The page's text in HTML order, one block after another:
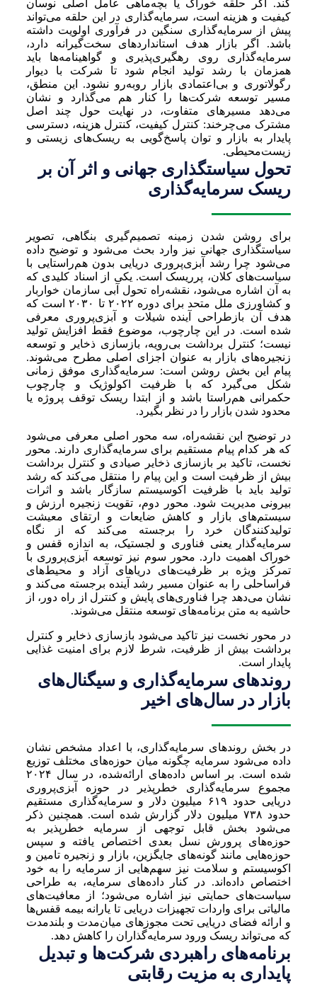
کند. اگر حلقه خوراک یا بچه‌ماهی عامل اصلی نوسان
کیفیت و هزینه است، سرمایه‌گذاری در این حلقه می‌تواند
پیش از سرمایه‌گذاری سنگین در فرآوری اولویت داشته
باشد. اگر بازار هدف استانداردهای سخت‌گیرانه دارد،
سرمایه‌گذاری روی رهگیری‌پذیری و گواهینامه‌ها باید
همزمان با رشد تولید انجام شود تا شرکت با دیوار
رگولاتوری و بی‌اعتمادی بازار روبه‌رو نشود. این منطق،
مسیر توسعه شرکت‌ها را کنار هم می‌گذارد و نشان
می‌دهد مسیرهای متفاوت، در نهایت حول چند اصل
مشترک می‌چرخند: کنترل کیفیت، کنترل هزینه، دسترسی
پایدار به بازار و توان پاسخ‌گویی به ریسک‌های زیستی و
زیست‌محیطی.
تحول سیاستگذاری جهانی و اثر آن بر
ریسک سرمایه‌گذاری
برای روشن شدن زمینه تصمیم‌گیری بنگاهی، تصویر
سیاستگذاری جهانی نیز وارد بحث می‌شود و توضیح داده
می‌شود چرا رشد آبزی‌پروری دریایی بدون هم‌راستایی با
سیاست‌های کلان، پرریسک است. یکی از اسناد کلیدی که
به آن اشاره می‌شود، نقشه‌راه تحول آبی سازمان خواربار
و کشاورزی ملل متحد برای دوره ۲۰۲۲ تا ۲۰۳۰ است که
هدف آن بازطراحی آینده شیلات و آبزی‌پروری معرفی
شده است. در این چارچوب، موضوع فقط افزایش تولید
نیست؛ کنترل برداشت بی‌رویه، بازسازی ذخایر و توسعه
زنجیره‌های بازار به عنوان اجزای اصلی مطرح می‌شوند.
پیام این بخش روشن است: سرمایه‌گذاری موفق زمانی
شکل می‌گیرد که با ظرفیت اکولوژیک و چارچوب
حکمرانی هم‌راستا باشد و از ابتدا ریسک توقف پروژه یا
محدود شدن بازار را در نظر بگیرد.
در توضیح این نقشه‌راه، سه محور اصلی معرفی می‌شود
که هر کدام پیام مستقیم برای سرمایه‌گذاری دارند. محور
نخست، تاکید بر بازسازی ذخایر صیادی و کنترل برداشت
بیش از ظرفیت است و این پیام را منتقل می‌کند که رشد
تولید باید با ظرفیت اکوسیستم سازگار باشد و اثرات
بیرونی مدیریت شود. محور دوم، تقویت زنجیره ارزش و
سیستم‌های بازار و کاهش ضایعات و ارتقای معیشت
تولیدکنندگان خرد را برجسته می‌کند که از نگاه
سرمایه‌گذار یعنی فناوری و لجستیک، به اندازه قفس و
خوراک اهمیت دارد. محور سوم نیز توسعه آبزی‌پروری با
تمرکز ویژه بر ظرفیت‌های دریاهای آزاد و محیط‌های
فراساحلی را به عنوان مسیر رشد آینده برجسته می‌کند و
نشان می‌دهد چرا فناوری‌های پایش و کنترل از راه دور، از
حاشیه به متن برنامه‌های توسعه منتقل می‌شوند.
در محور نخست نیز تاکید می‌شود بازسازی ذخایر و کنترل
برداشت بیش از ظرفیت، شرط لازم برای امنیت غذایی
پایدار است.
روندهای سرمایه‌گذاری و سیگنال‌های
بازار در سال‌های اخیر
در بخش روندهای سرمایه‌گذاری، با اعداد مشخص نشان
داده می‌شود سرمایه چگونه میان حوزه‌های مختلف توزیع
شده است. بر اساس داده‌های ارائه‌شده، در سال ۲۰۲۴
مجموع سرمایه‌گذاری خطرپذیر در حوزه آبزی‌پروری
دریایی حدود ۶۱۹ میلیون دلار و سرمایه‌گذاری مستقیم
حدود ۷۳۸ میلیون دلار گزارش شده است. همچنین ذکر
می‌شود بخش قابل توجهی از سرمایه خطرپذیر به
حوزه‌های پرورش نسل بعدی اختصاص یافته و سپس
حوزه‌هایی مانند گونه‌های جایگزین، بازار و زنجیره تامین و
اکوسیستم و سلامت نیز سهم‌هایی از سرمایه را به خود
اختصاص داده‌اند. در کنار داده‌های سرمایه، به طراحی
سیاست‌های حمایتی نیز اشاره می‌شود؛ از معافیت‌های
مالیاتی برای واردات تجهیزات دریایی تا یارانه بیمه قفس‌ها
و ارائه فضای دریایی تحت مجوزهای میان‌مدت و بلندمدت
که می‌تواند ریسک ورود سرمایه‌گذاران را کاهش دهد.
برنامه‌های راهبردی شرکت‌ها و تبدیل
پایداری به مزیت رقابتی